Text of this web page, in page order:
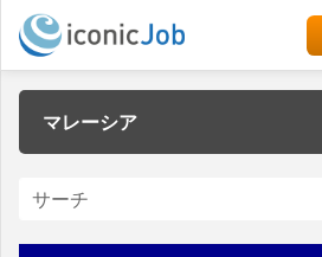
マレーシア